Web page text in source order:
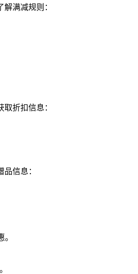
满减规则：
折扣信息：
信息：